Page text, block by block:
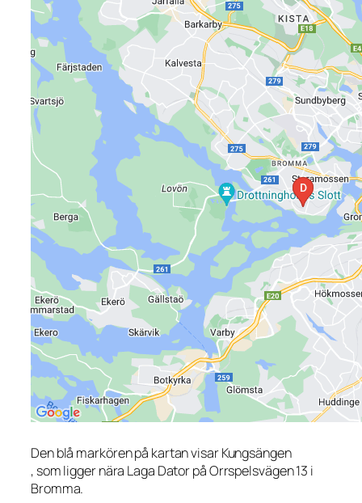
Den blå markören på kartan visar Kungsängen
, som ligger nära Laga Dator på Orrspelsvägen 13 i
Bromma.